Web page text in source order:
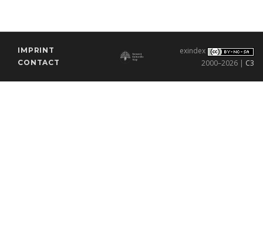
IMPRINT
CONTACT
exindex
2000–2026 | C3